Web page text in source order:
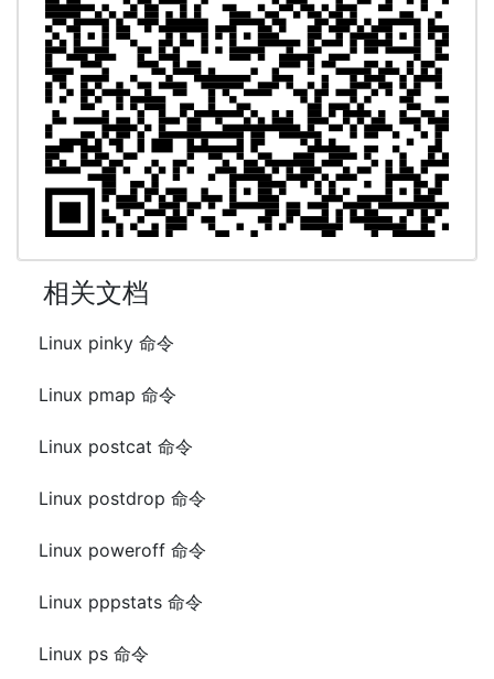
相关文档
Linux pinky 命令
Linux pmap 命令
Linux postcat 命令
Linux postdrop 命令
Linux poweroff 命令
Linux pppstats 命令
Linux ps 命令